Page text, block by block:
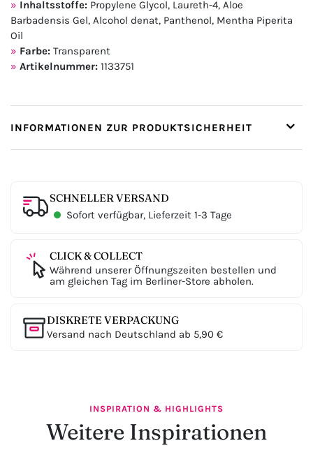
Inhaltsstoffe: Propylene Glycol, Laureth-4, Aloe
Barbadensis Gel, Alcohol denat, Panthenol, Mentha Piperita
Oil
Farbe: Transparent
Artikelnummer: 1133751
INFORMATIONEN ZUR PRODUKTSICHERHEIT
SCHNELLER VERSAND
Sofort verfügbar, Lieferzeit 1-3 Tage
CLICK & COLLECT
Während unserer Öffnungszeiten bestellen und
am gleichen Tag im Berliner-Store abholen.
DISKRETE VERPACKUNG
Versand nach Deutschland ab 5,90 €
INSPIRATION & HIGHLIGHTS
Weitere Inspirationen